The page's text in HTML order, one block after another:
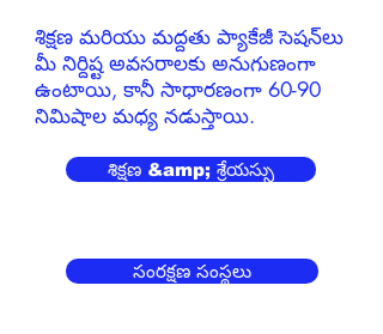
శిక్షణ మరియు మద్దతు ప్యాకేజీ సెషన్‌లు
మీ నిర్దిష్ట అవసరాలకు అనుగుణంగా
ఉంటాయి, కానీ సాధారణంగా 60-90
నిమిషాల మధ్య నడుస్తాయి.
శిక్షణ &amp; శ్రేయస్సు
సంరక్షణ సంస్థలు